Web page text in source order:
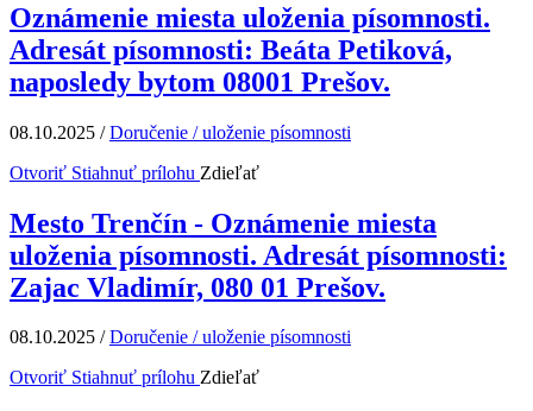
Oznámenie miesta uloženia písomnosti.
Adresát písomnosti: Beáta Petiková,
naposledy bytom 08001 Prešov.
08.10.2025 /Doručenie / uloženie písomnosti
Otvoriť Stiahnuť prílohu Zdieľať
Mesto Trenčín - Oznámenie miesta
uloženia písomnosti. Adresát písomnosti:
Zajac Vladimír, 080 01 Prešov.
08.10.2025 /Doručenie / uloženie písomnosti
Otvoriť Stiahnuť prílohu Zdieľať